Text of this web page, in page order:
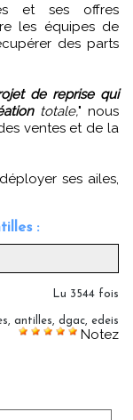
et ses offres
les équipes de
des parts
de reprise qui
totale," nous
ventes et de la
ses ailes,
:
Lu 3544 fois
, antilles, dgac, edeis
Notez